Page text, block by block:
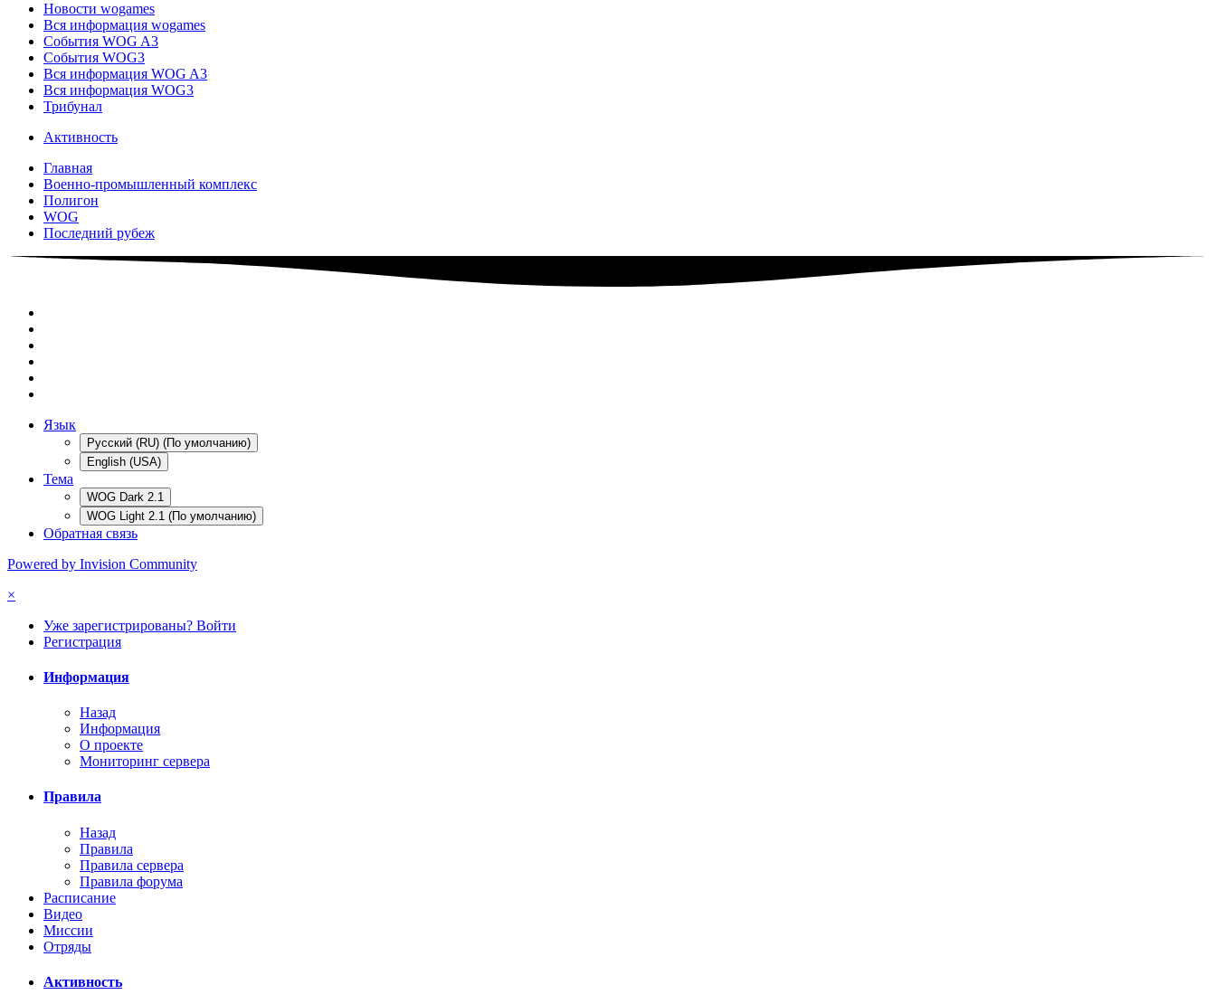
Новости wogames
Вся информация wogames
События WOG A3
События WOG3
Вся информация WOG A3
Вся информация WOG3
Трибунал
Активность
Главная
Военно-промышленный комплекс
Полигон
WOG
Последний рубеж
Язык
Русский (RU) (По умолчанию)
English (USA)
Тема
WOG Dark 2.1
WOG Light 2.1 (По умолчанию)
Обратная связь
Powered by Invision Community
×
Уже зарегистрированы? Войти
Регистрация
Информация
Назад
Информация
О проекте
Мониторинг сервера
Правила
Назад
Правила
Правила сервера
Правила форума
Расписание
Видео
Миссии
Отряды
Активность